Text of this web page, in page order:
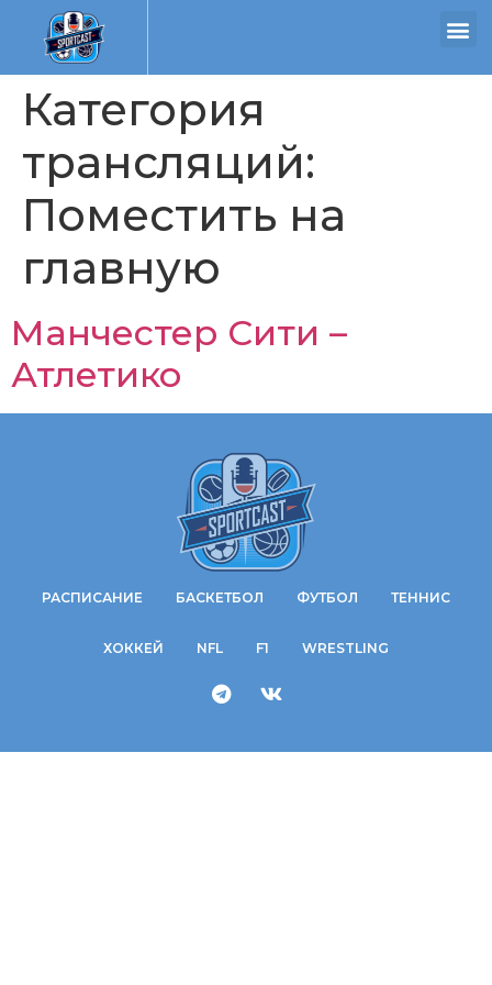
Категория
трансляций:
Поместить на
главную
Манчестер Сити –
Атлетико
РАСПИСАНИЕ БАСКЕТБОЛ ФУТБОЛ ТЕННИС
ХОККЕЙ NFL F1 WRESTLING